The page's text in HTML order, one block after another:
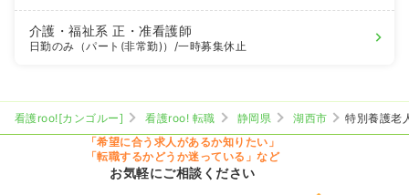
介護・福祉系正・准看護師
日勤のみ（パート(非常勤)） /一時募集休止
看護roo![カンゴルー] 看護roo! 転職 静岡県 湖西市
特別養護老
「希望に合う求人があるか知りたい」
「転職するかどうか迷っている」など
お気軽にご相談ください